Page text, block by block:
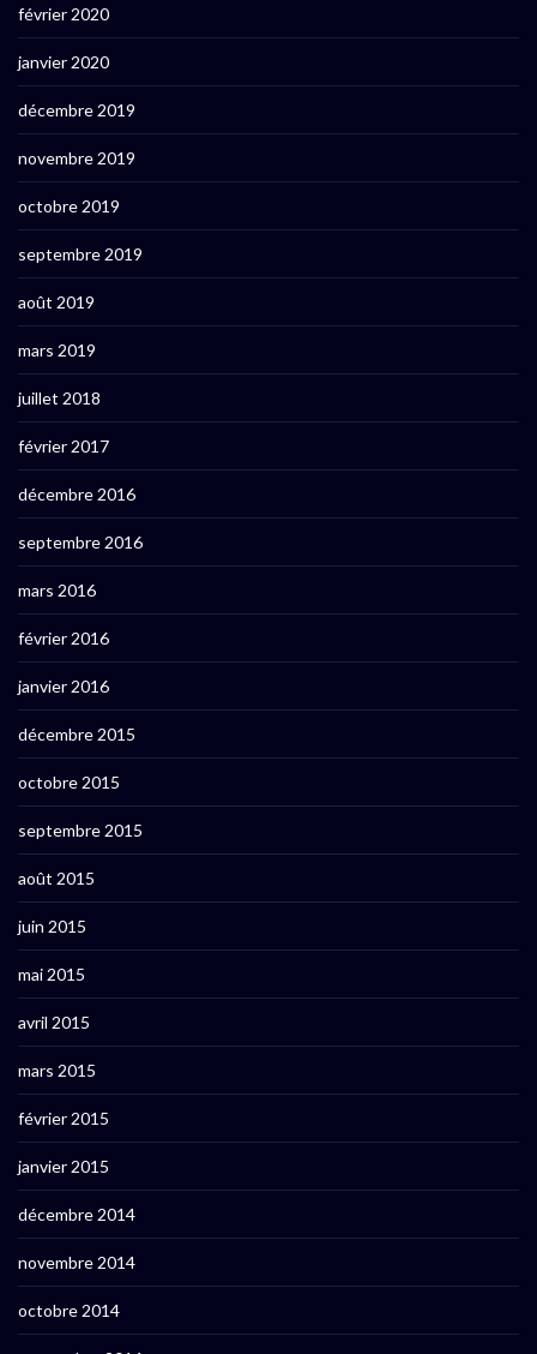
février 2020
janvier 2020
décembre 2019
novembre 2019
octobre 2019
septembre 2019
août 2019
mars 2019
juillet 2018
février 2017
décembre 2016
septembre 2016
mars 2016
février 2016
janvier 2016
décembre 2015
octobre 2015
septembre 2015
août 2015
juin 2015
mai 2015
avril 2015
mars 2015
février 2015
janvier 2015
décembre 2014
novembre 2014
octobre 2014